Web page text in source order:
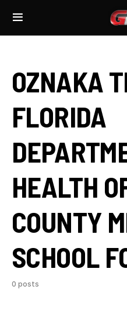
OZNAKA
FLORIDA
HEALTH
COUNTY
SCHOOL
0 posts